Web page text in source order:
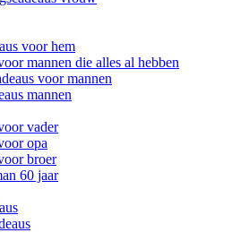
voor hem
mannen die alles al hebben
voor mannen
mannen
vader
opa
broer
60 jaar